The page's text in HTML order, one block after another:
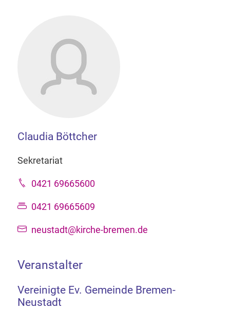
Claudia Böttcher
Sekretariat
0421 69665600
0421 69665609
neustadt@kirche-bremen.de
Veranstalter
Vereinigte Ev. Gemeinde Bremen-
Neustadt